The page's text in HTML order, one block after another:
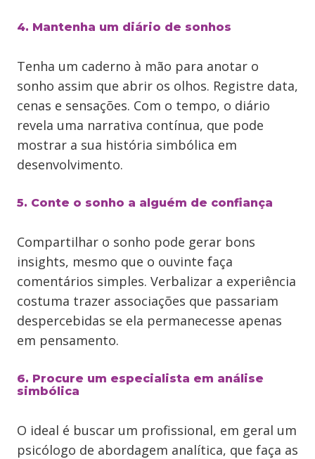
4. Mantenha um diário de sonhos
Tenha um caderno à mão para anotar o
sonho assim que abrir os olhos. Registre data,
cenas e sensações. Com o tempo, o diário
revela uma narrativa contínua, que pode
mostrar a sua história simbólica em
desenvolvimento.
5. Conte o sonho a alguém de confiança
Compartilhar o sonho pode gerar bons
insights, mesmo que o ouvinte faça
comentários simples. Verbalizar a experiência
costuma trazer associações que passariam
despercebidas se ela permanecesse apenas
em pensamento.
6. Procure um especialista em análise
simbólica
O ideal é buscar um profissional, em geral um
psicólogo de abordagem analítica, que faça as